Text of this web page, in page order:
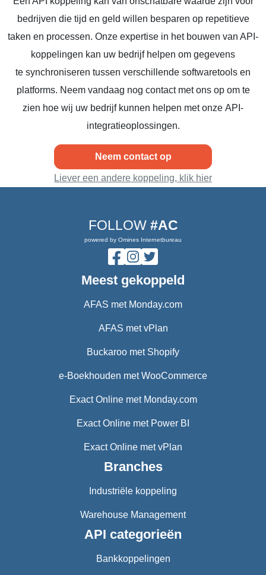
bedrijven die tijd en geld willen besparen op repetitieve
taken en processen. Onze expertise in het bouwen van API-
koppelingen kan uw bedrijf helpen om gegevens
te synchroniseren tussen verschillende softwaretools en
platforms. Neem vandaag nog contact met ons op om te
zien hoe wij uw bedrijf kunnen helpen met onze API-
integratieoplossingen.
Neem contact op
Liever een andere koppeling, klik hier
FOLLOW #AC
powered by Omines Internetbureau
Meest gekoppeld
AFAS met Monday.com
AFAS met vPlan
Buckaroo met Shopify
e-Boekhouden met WooCommerce
Exact Online met Monday.com
Exact Online met Power BI
Exact Online met vPlan
Branches
Industriële koppeling
Warehouse Management
API categorieën
Bankkoppelingen